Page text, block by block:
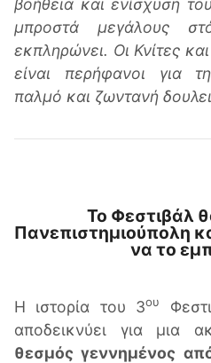
βοήθεια και ενίσχυση
μπροστά μεγάλους
εκπληρώνει. Οι Κνίτες
είναι περήφανοι για
παλμό και ζωντανή
Το Φεστιβάλ
Πανεπιστημιούπολη
να το
Η ιστορία του 3ου
αποδεικνύει για μια
θεσμός γεννημένος